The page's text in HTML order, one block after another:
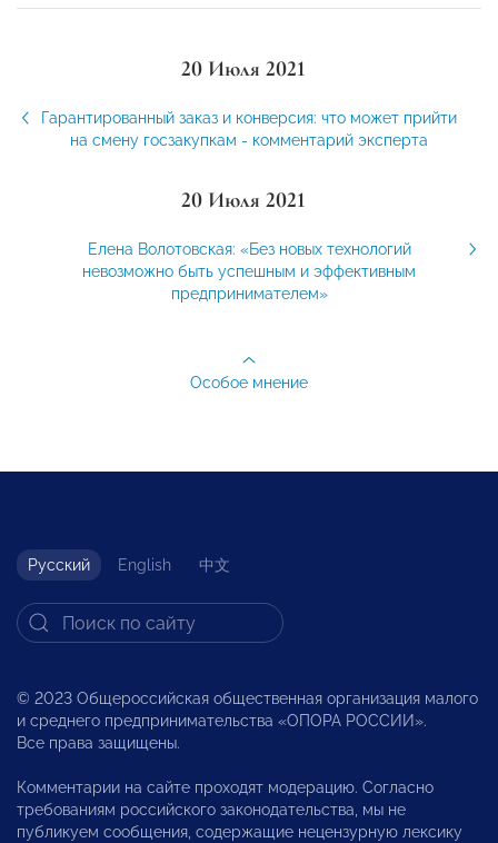
20 Июля 2021
Гарантированный заказ и конверсия: что может прийти
на смену госзакупкам - комментарий эксперта
20 Июля 2021
Елена Волотовская: «Без новых технологий
невозможно быть успешным и эффективным
предпринимателем»
Особое мнение
Русский English 中文
© 2023 Общероссийская общественная организация малого
и среднего предпринимательства «ОПОРА РОССИИ».
Все права защищены.
Комментарии на сайте проходят модерацию. Согласно
требованиям российского законодательства, мы не
публикуем сообщения, содержащие нецензурную лексику